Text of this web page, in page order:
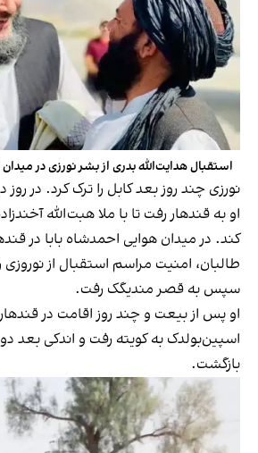
استقبال هدایت‌الله بدری از بشر نورزی در
نورزی چند روز بعد کابل را ترک کرد. در
او به قندهار رفت تا با ملا هبت‌الله
کند. در میدان هوایی احمدشاه بابا در
طالبان، امنیت مراسم استقبال از نوروزی
سپس به قصر مندیگک رفت.
او پس از بیعت و چند روز اقامت در
اسپین‌بولدک به کویته رفت و اندکی بعد
بازگشت.